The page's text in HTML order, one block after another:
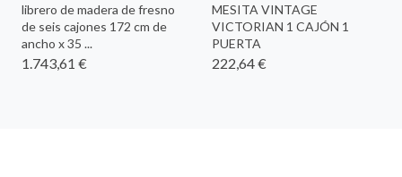
librero de madera de fresno
de seis cajones 172 cm de
ancho x 35 ...
1.743,61 €
MESITA VINTAGE
VICTORIAN 1 CAJÓN 1
PUERTA
222,64 €